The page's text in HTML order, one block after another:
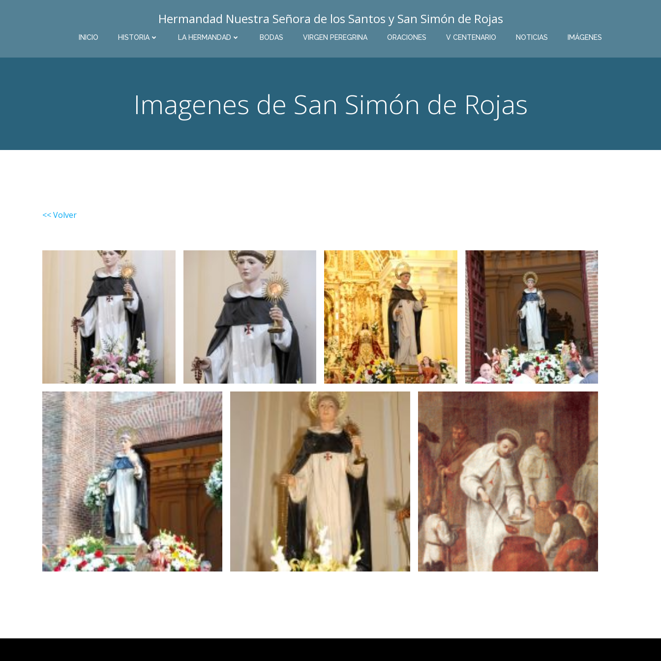
Hermandad Nuestra Señora de los Santos y San Simón de Rojas
INICIO HISTORIA LA HERMANDAD BODAS VIRGEN PEREGRINA ORACIONES V CENTENARIO NOTICIAS IMÁGENES
Imagenes de San Simón de Rojas
<< Volver